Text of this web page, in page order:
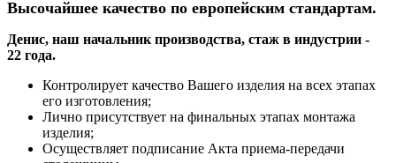
Высочайшее качество по европейским стандартам.
Денис, наш начальник производства, стаж в индустрии -
22 года.
Контролирует качество Вашего изделия на всех этапах
его изготовления;
Лично присутствует на финальных этапах монтажа
изделия;
Осуществляет подписание Акта приема-передачи